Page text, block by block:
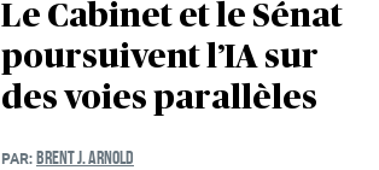
Le Cabinet et le Sénat
poursuivent l’IA sur
des voies parallèles
PAR: BRENT J. ARNOLD